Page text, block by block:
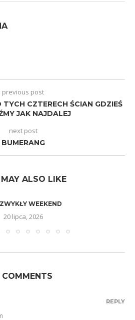
previous post
CZTERECH ŚCIAN GDZIEŚ
JAK NAJDALEJ
next post
BUMERANG
ALSO LIKE
WEEKEND
20 lipca, 2026
COMMENTS
REPLY